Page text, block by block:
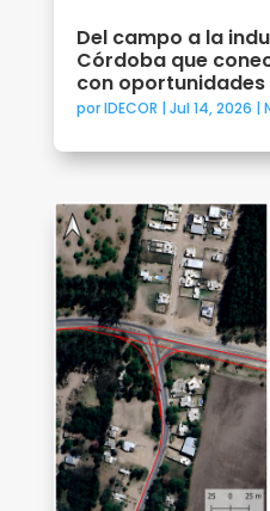
Del campo a la
Córdoba que
con
porIDECOR | Jul 14, 2026 |